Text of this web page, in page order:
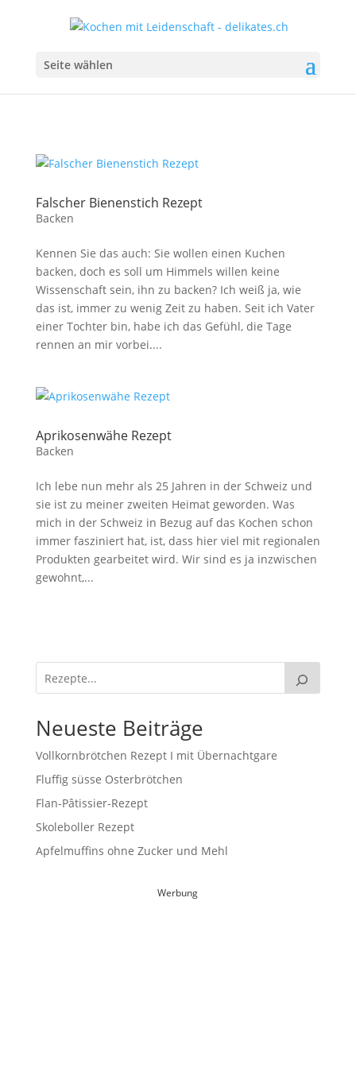
Seite wählen
Falscher Bienenstich Rezept
Backen
Kennen Sie das auch: Sie wollen einen Kuchen
backen, doch es soll um Himmels willen keine
Wissenschaft sein, ihn zu backen? Ich weiß ja, wie
das ist, immer zu wenig Zeit zu haben. Seit ich Vater
einer Tochter bin, habe ich das Gefühl, die Tage
rennen an mir vorbei....
Aprikosenwähe Rezept
Backen
Ich lebe nun mehr als 25 Jahren in der Schweiz und
sie ist zu meiner zweiten Heimat geworden. Was
mich in der Schweiz in Bezug auf das Kochen schon
immer fasziniert hat, ist, dass hier viel mit regionalen
Produkten gearbeitet wird. Wir sind es ja inzwischen
gewohnt,...
Neueste Beiträge
Vollkornbrötchen Rezept I mit Übernachtgare
Fluffig süsse Osterbrötchen
Flan-Pâtissier-Rezept
Skoleboller Rezept
Apfelmuffins ohne Zucker und Mehl
Werbung